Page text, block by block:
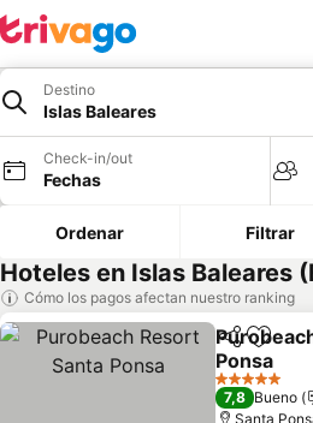
Destino
Islas Baleares
Check-in/out
Fechas
Ordenar Filtrar
Hoteles en Islas Baleares
Cómo los pagos afectan nuestro ranking
Compartir
Ponsa
5 Estrellas
7,8 Bueno
Santa